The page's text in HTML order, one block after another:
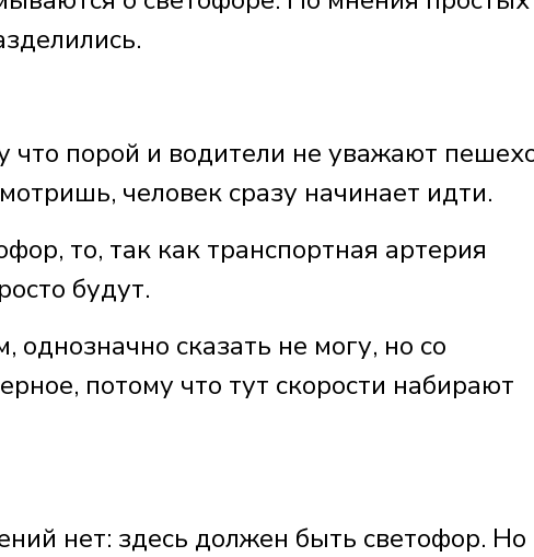
порой и водители не уважают
человек сразу начинает идти.
то, так как транспортная артерия
будут.
сказать не могу, но со
потому что тут скорости набирают
нет: здесь должен быть светофор. Но